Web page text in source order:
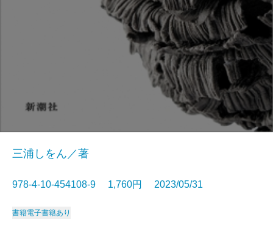
三浦しをん／著
978-4-10-454108-9 1,760円 2023/05/31
書籍電子書籍あり